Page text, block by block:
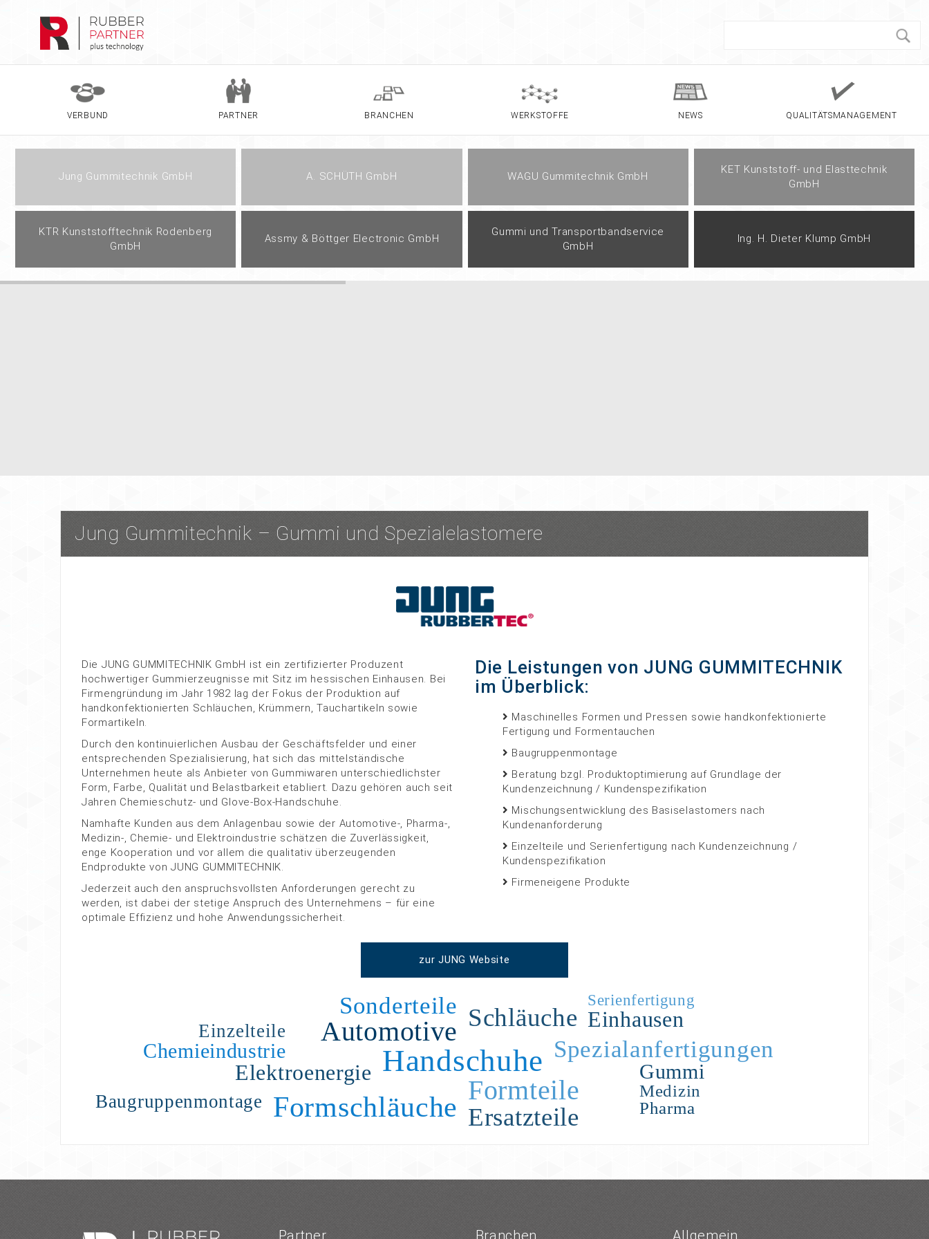
VERBUND PARTNER BRANCHEN WERKSTOFFE NEWS QUALITÄTSMANAGEMENT
Jung Gummitechnik GmbH A. SCHÜTH GmbH WAGU Gummitechnik GmbH
KET Kunststoff- und Elasttechnik
GmbH
KTR Kunststofftechnik Rodenberg
GmbH
Assmy & Böttger Electronic GmbH
Gummi und Transportbandservice
GmbH
Ing. H. Dieter Klump GmbH
Jung Gummitechnik – Gummi und Spezialelastomere
Die JUNG GUMMITECHNIK GmbH ist ein zertifizierter Produzent
hochwertiger Gummierzeugnisse mit Sitz im hessischen Einhausen. Bei
Firmengründung im Jahr 1982 lag der Fokus der Produktion auf
handkonfektionierten Schläuchen, Krümmern, Tauchartikeln sowie
Formartikeln.
Durch den kontinuierlichen Ausbau der Geschäftsfelder und einer
entsprechenden Spezialisierung, hat sich das mittelständische
Unternehmen heute als Anbieter von Gummiwaren unterschiedlichster
Form, Farbe, Qualität und Belastbarkeit etabliert. Dazu gehören auch seit
Jahren Chemieschutz- und Glove-Box-Handschuhe.
Namhafte Kunden aus dem Anlagenbau sowie der Automotive-, Pharma-,
Medizin-, Chemie- und Elektroindustrie schätzen die Zuverlässigkeit,
enge Kooperation und vor allem die qualitativ überzeugenden
Endprodukte von JUNG GUMMITECHNIK.
Jederzeit auch den anspruchsvollsten Anforderungen gerecht zu
werden, ist dabei der stetige Anspruch des Unternehmens – für eine
optimale Effizienz und hohe Anwendungssicherheit.
Die Leistungen von JUNG GUMMITECHNIK
im Überblick:
Maschinelles Formen und Pressen sowie handkonfektionierte
Fertigung und Formentauchen
Baugruppenmontage
Beratung bzgl. Produktoptimierung auf Grundlage der
Kundenzeichnung / Kundenspezifikation
Mischungsentwicklung des Basiselastomers nach
Kundenanforderung
Einzelteile und Serienfertigung nach Kundenzeichnung /
Kundenspezifikation
Firmeneigene Produkte
zur JUNG Website
Handschuhe
Formschläuche
Formteile
Automotive Schläuche
Ersatzteile
Spezialanfertigungen
Sonderteile
Elektroenergie
Einhausen
Gummi
Chemieindustrie
Einzelteile
Baugruppenmontage
Medizin
Pharma
Serienfertigung
Partner Branchen Allgemein